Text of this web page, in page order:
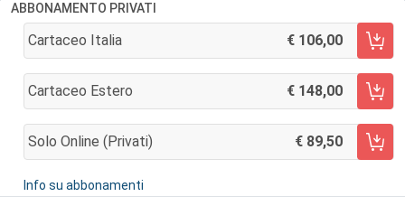
ABBONAMENTO PRIVATI
Cartaceo Italia 106,00
AGGIUNGI AL CARRELLO
Cartaceo Estero 148,00
AGGIUNGI AL CARRELLO
Solo Online (privati) 89,50
AGGIUNGI AL CARRELLO
Info su abbonamenti